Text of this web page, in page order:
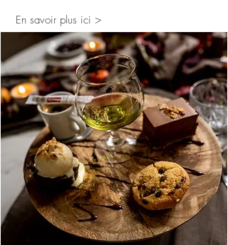
En savoir plus ici >